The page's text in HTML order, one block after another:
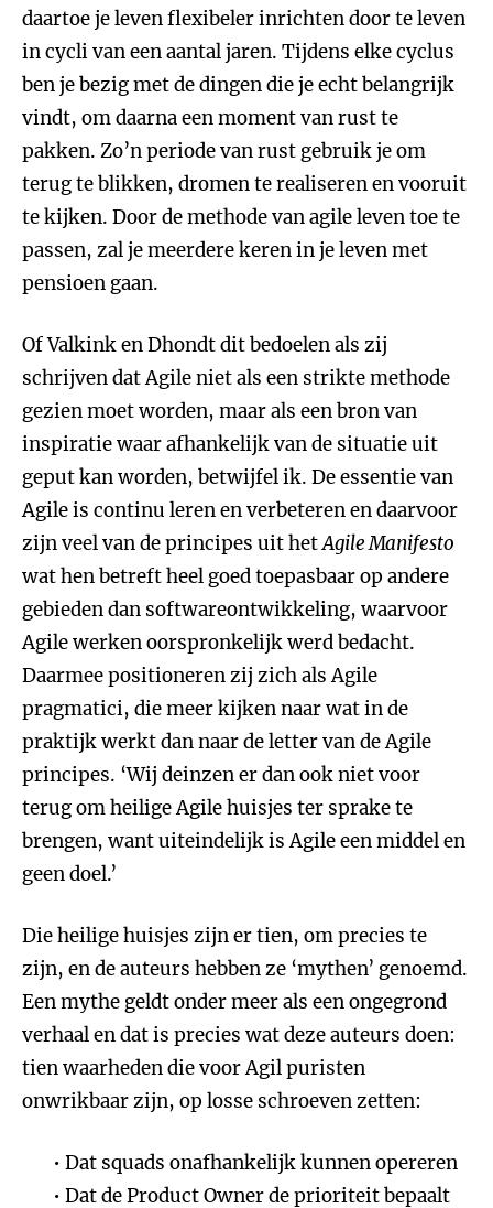
daartoe je leven flexibeler inrichten door te leven
in cycli van een aantal jaren. Tijdens elke cyclus
ben je bezig met de dingen die je echt belangrijk
vindt, om daarna een moment van rust te
pakken. Zo’n periode van rust gebruik je om
terug te blikken, dromen te realiseren en vooruit
te kijken. Door de methode van agile leven toe te
passen, zal je meerdere keren in je leven met
pensioen gaan.
Of Valkink en Dhondt dit bedoelen als zij
schrijven dat Agile niet als een strikte methode
gezien moet worden, maar als een bron van
inspiratie waar afhankelijk van de situatie uit
geput kan worden, betwijfel ik. De essentie van
Agile is continu leren en verbeteren en daarvoor
zijn veel van de principes uit hetAgile Manifesto
wat hen betreft heel goed toepasbaar op andere
gebieden dan softwareontwikkeling, waarvoor
Agile werken oorspronkelijk werd bedacht.
Daarmee positioneren zij zich als Agile
pragmatici, die meer kijken naar wat in de
praktijk werkt dan naar de letter van de Agile
principes. ‘Wij deinzen er dan ook niet voor
terug om heilige Agile huisjes ter sprake te
brengen, want uiteindelijk is Agile een middel en
geen doel.’
Die heilige huisjes zijn er tien, om precies te
zijn, en de auteurs hebben ze ‘mythen’ genoemd.
Een mythe geldt onder meer als een ongegrond
verhaal en dat is precies wat deze auteurs doen:
tien waarheden die voor Agil puristen
onwrikbaar zijn, op losse schroeven zetten:
Dat squads onafhankelijk kunnen opereren
Dat de Product Owner de prioriteit bepaalt